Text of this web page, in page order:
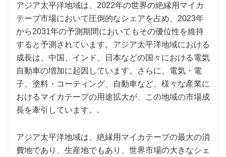
アジア太平洋地域は、2022年の世界の絶縁用マイカ
テープ市場において圧倒的なシェアを占め、2023年
から2031年の予測期間においてもその優位性を維持
すると予測されています。アジア太平洋地域における
成長は、中国、インド、日本などの国々における電気
自動車の増加に起因しています。さらに、電気・電
子、塗料・コーティング、自動車など、様々な産業に
おけるマイカテープの用途拡大が、この地域の市場成
長を牽引しています。.
アジア太平洋地域は、絶縁用マイカテープの最大の消
費地であり、生産地でもあり、世界市場の大きなシェ